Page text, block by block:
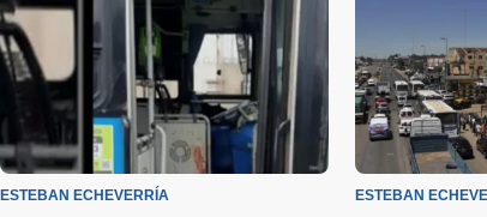
ESTEBAN ECHEVERRÍA ESTEBAN